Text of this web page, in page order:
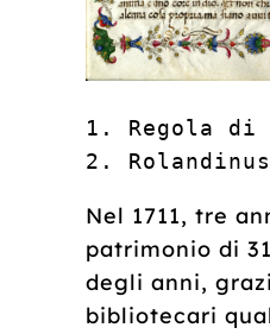
1. Regola
2.
Nel 1711, tre
patrimonio di
degli anni,
bibliotecari